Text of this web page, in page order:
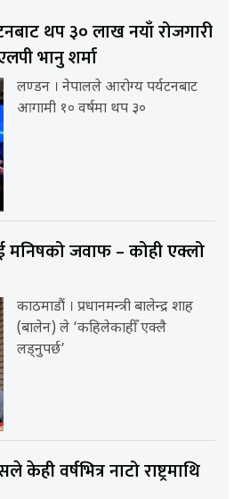
थप ३० लाख नयाँ रोजगारी
भानु शर्मा
लण्डन । नेपालले आरोग्य पर्यटनबाट
आगामी १० वर्षमा थप ३०
मनिषको जवाफ – कोही एक्लो
काठमाडौं । प्रधानमन्त्री बालेन्द्र शाह
(बालेन) ले ‘कहिलेकाहीँ एक्लै
लड्नुपर्छ’
केही वर्षभित्र नाटो राष्ट्रमाथि